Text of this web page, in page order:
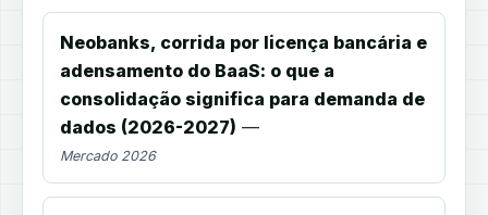
Neobanks, corrida por licença bancária e
adensamento do BaaS: o que a
consolidação significa para demanda de
dados (2026-2027) —
Mercado 2026